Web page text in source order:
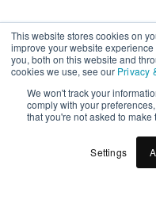
This website stores cookies on
improve your website
you, both on this website and
cookies we use, see our Privacy
We won't track your
comply with your
that you're not asked to
Settings